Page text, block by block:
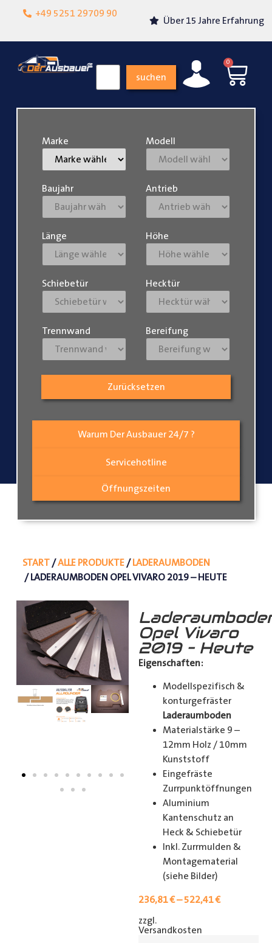
+49 5251 29709 90
Lokalgeschäft in
Über 15 Jahre Erfahrung
suchen
0
Warum Der Ausbauer 24/7 ?
Servicehotline
Öffnungszeiten
Marke Modell
Baujahr Antrieb
Länge Höhe
Schiebetür Hecktür
Trennwand Bereifung
Zurücksetzen
START/ALLE PRODUKTE/LADERAUMBODEN
/ LADERAUMBODEN OPEL VIVARO 2019 – HEUTE
Opel Vivaro
2019 – Heute
Eigenschaften:
Modellspezifisch &
konturgefräster
Laderaumboden
Materialstärke 9 –
12mm Holz / 10mm
Kunststoff
Eingefräste
Zurrpunktöffnungen
Aluminium
Kantenschutz an
Heck & Schiebetür
Inkl. Zurrmulden &
Montagematerial
(siehe Bilder)
236,81€–522,41€
zzgl.
Versandkosten